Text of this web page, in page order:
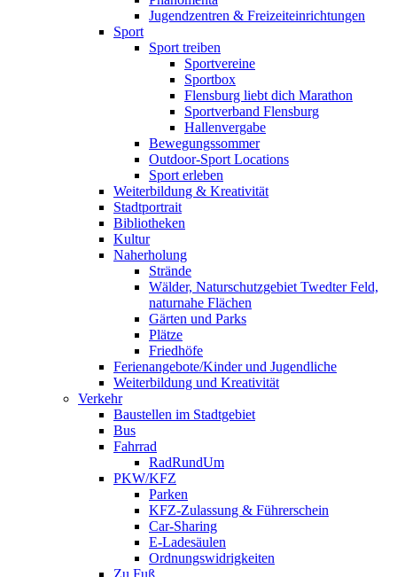
Jugendzentren & Freizeiteinrichtungen
Sport
Sport treiben
Sportvereine
Sportbox
Flensburg liebt dich Marathon
Sportverband Flensburg
Hallenvergabe
Bewegungssommer
Outdoor-Sport Locations
Sport erleben
Weiterbildung & Kreativität
Stadtportrait
Bibliotheken
Kultur
Naherholung
Strände
Wälder, Naturschutzgebiet Twedter Feld,
naturnahe Flächen
Gärten und Parks
Plätze
Friedhöfe
Ferienangebote/Kinder und Jugendliche
Weiterbildung und Kreativität
Verkehr
Baustellen im Stadtgebiet
Bus
Fahrrad
RadRundUm
PKW/KFZ
Parken
KFZ-Zulassung & Führerschein
Car-Sharing
E-Ladesäulen
Ordnungswidrigkeiten
Zu Fuß